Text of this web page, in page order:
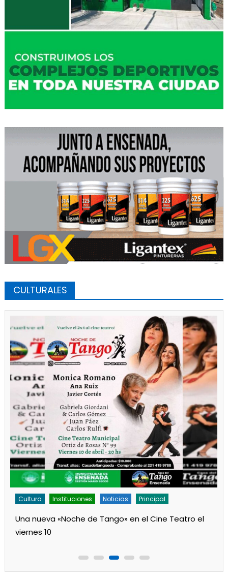
CULTURALES
Cultura Instituciones Noticias Principal
Una nueva «Noche de Tango» en el Cine Teatro el
viernes 10